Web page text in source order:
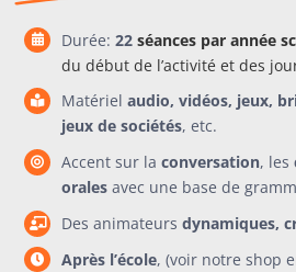
Durée: 22séancespar année
du début de l’activité et des
Matériel audio, vidéos, jeux,
jeux de sociétés, etc.
Accent sur la conversation, les
oralesavec une base de
Des animateurs dynamiques,
Après l’école, (voir notre shop